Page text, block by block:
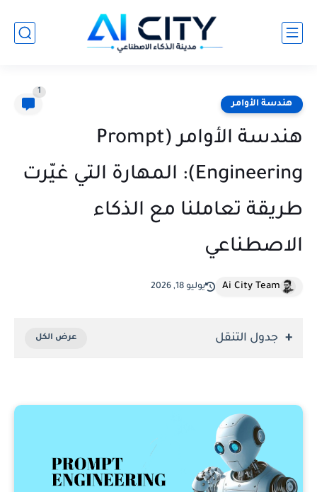
هندسة الأوامر
1
هندسة الأوامر (Prompt
Engineering): المهارة التي غيّرت
طريقة تعاملنا مع الذكاء
الاصطناعي
Ai City Team يوليو 18, 2026
جدول التنقل